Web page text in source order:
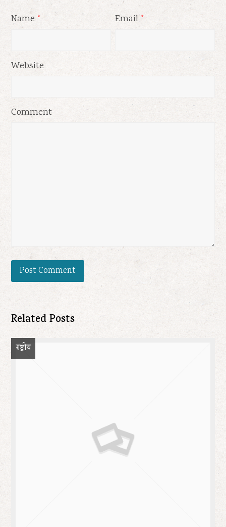
Name * Email *
Website
Comment
Related Posts
राष्ट्रीय